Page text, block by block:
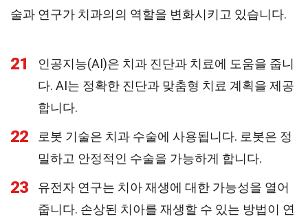
술과 연구가 치과의의 역할을 변화시키고 있습니다.
21
인공지능(AI)은 치과 진단과 치료에 도움을 줍니
다. AI는 정확한 진단과 맞춤형 치료 계획을 제공
합니다.
22
로봇 기술은 치과 수술에 사용됩니다. 로봇은 정
밀하고 안정적인 수술을 가능하게 합니다.
23
유전자 연구는 치아 재생에 대한 가능성을 열어
줍니다. 손상된 치아를 재생할 수 있는 방법이 연